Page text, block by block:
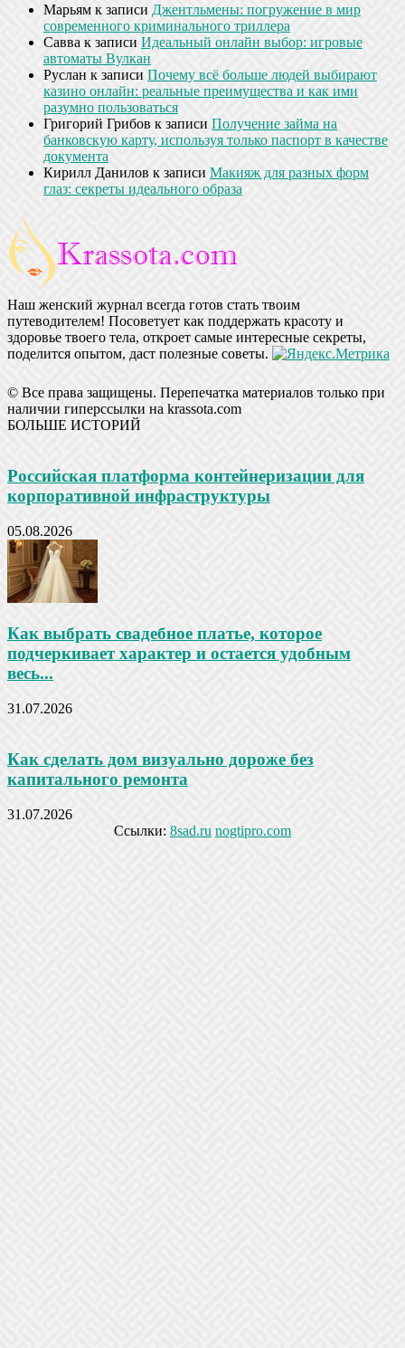
Марьям к записи Джентльмены: погружение в мир
современного криминального триллера
Савва к записи Идеальный онлайн выбор: игровые
автоматы Вулкан
Руслан к записи Почему всё больше людей выбирают
казино онлайн: реальные преимущества и как ими
разумно пользоваться
Григорий Грибов к записи Получение займа на
банковскую карту, используя только паспорт в качестве
документа
Кирилл Данилов к записи Макияж для разных форм
глаз: секреты идеального образа
Наш женский журнал всегда готов стать твоим
путеводителем! Посоветует как поддержать красоту и
здоровье твоего тела, откроет самые интересные секреты,
поделится опытом, даст полезные советы.
© Все права защищены. Перепечатка материалов только при
наличии гиперссылки на krassota.com
БОЛЬШЕ ИСТОРИЙ
Российская платформа контейнеризации для
корпоративной инфраструктуры
05.08.2026
Как выбрать свадебное платье, которое
подчеркивает характер и остается удобным
весь...
31.07.2026
Как сделать дом визуально дороже без
капитального ремонта
31.07.2026
Ссылки: 8sad.ru nogtipro.com